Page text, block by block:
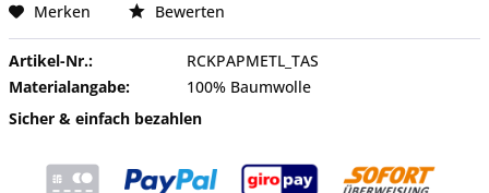
Merken Bewerten
Artikel-Nr.:
RCKPAPMETL_TAS
Materialangabe:
100% Baumwolle
Sicher & einfach bezahlen